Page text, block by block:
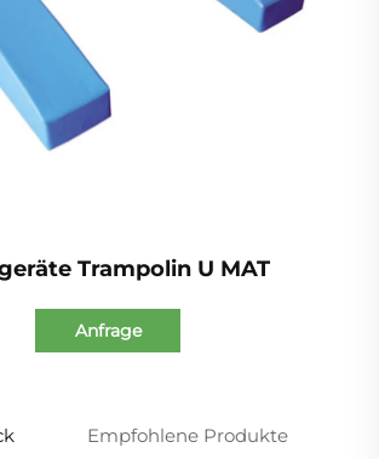
Trampolin U MAT
Anfrage
Empfohlene Produkte